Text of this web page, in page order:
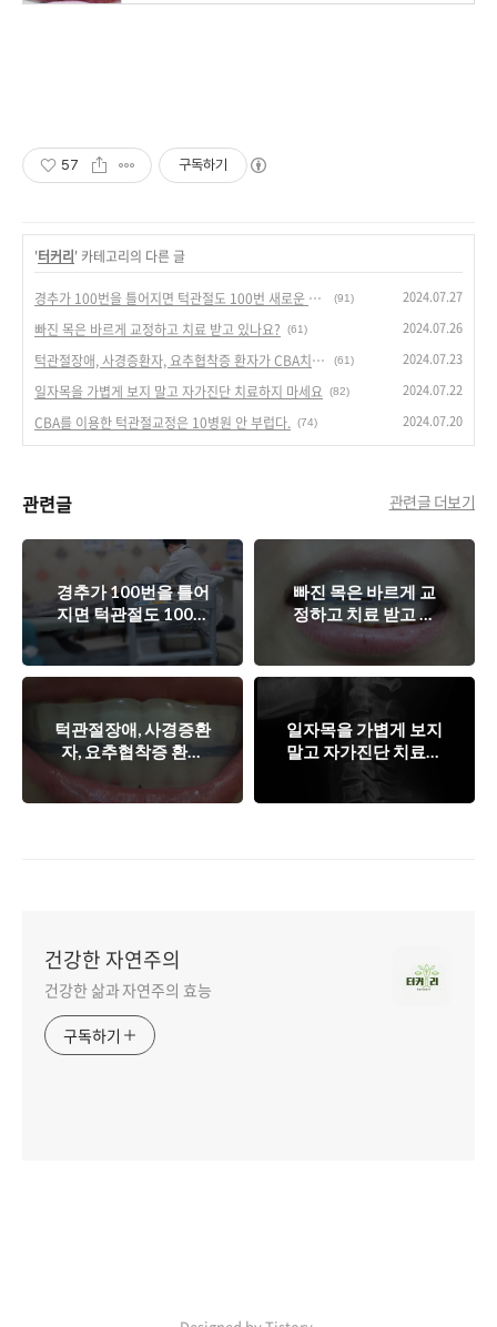
57 구독하기
'터커리' 카테고리의 다른 글
경추가 100번을 틀어지면 턱관절도 100번 새로운 스프린트로 바꿔야 한다. (91) 2024.07.27
빠진 목은 바르게 교정하고 치료 받고 있나요? (61) 2024.07.26
턱관절장애, 사경증환자, 요추협착증 환자가 CBA치료를 받아야 하는 이유 (61) 2024.07.23
일자목을 가볍게 보지 말고 자가진단 치료하지 마세요 (82) 2024.07.22
CBA를 이용한 턱관절교정은 10병원 안 부럽다. (74) 2024.07.20
관련글 관련글 더보기
경추가 100번을 틀어
지면 턱관절도 100번
새로운 스프린트로 바
꿔야 한다.
빠진 목은 바르게 교
정하고 치료 받고 있
나요?
턱관절장애, 사경증환
자, 요추협착증 환자
가 CBA치료를 받아야
하는 이유
일자목을 가볍게 보지
말고 자가진단 치료하
지 마세요
건강한 자연주의
건강한 삶과 자연주의 효능
구독하기